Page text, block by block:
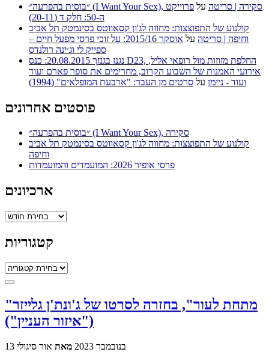
״בוסית בהפרעה״ (I Want Your Sex), סקירה | סריטה על פרוייקט
ה-50: חלק ד (20-11)
קולנוע של התפוצצות: מחווה לג'ון קסאווטס בסינמטק תל אביב
וחיפה | סריטה על
אוסקר 2015/16: על זוכי פרסי מפעל חיים –
ספייק לי וג׳ינה רולנדס
נגנז בגנזך 20.08.2015: כנס D23, החלפת מזוזות מול רופאי אליל,
אירועי האמנות של השבוע הקרוב, מחרימים את סופר פארם ועוד
ועוד - ניימן על סרטים מן העבר: "ארבעת המופלאים" (1994)
פוסטים אחרונים
״בוסית בהפרעה״ (I Want Your Sex), סקירה
קולנוע של התפוצצות: מחווה לג'ון קסאווטס בסינמטק תל אביב
וחיפה
פרסי אופיר 2026: המועמדים והמועמדות
ארכיונים
ארכיונים
קטגוריות
קטגוריות
"מתחת לעור", בחזרה לסרטו של ג'ונת'ן גלייזר
("איזור העניין")
13 בנובמבר 2023 מאת אור סיגולי